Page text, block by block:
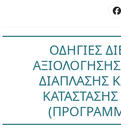
ΟΔΗΓΙΕΣ
ΔΙΑΠΛΑΣΗΣ